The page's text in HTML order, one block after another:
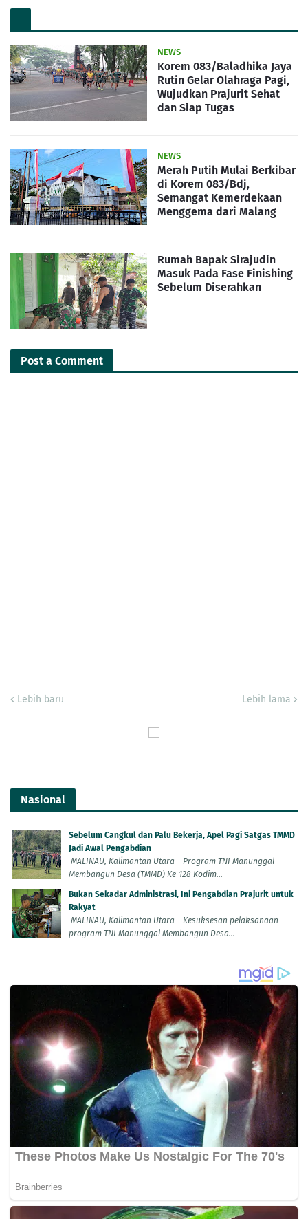
NEWS
Korem 083/Baladhika Jaya
Rutin Gelar Olahraga Pagi,
Wujudkan Prajurit Sehat
dan Siap Tugas
NEWS
Merah Putih Mulai Berkibar
di Korem 083/Bdj,
Semangat Kemerdekaan
Menggema dari Malang
Rumah Bapak Sirajudin
Masuk Pada Fase Finishing
Sebelum Diserahkan
Post a Comment
Lebih baru Lebih lama
Nasional
Sebelum Cangkul dan Palu Bekerja, Apel Pagi Satgas TMMD
Jadi Awal Pengabdian
MALINAU, Kalimantan Utara – Program TNI Manunggal
Membangun Desa (TMMD) Ke-128 Kodim...
Bukan Sekadar Administrasi, Ini Pengabdian Prajurit untuk
Rakyat
MALINAU, Kalimantan Utara – Kesuksesan pelaksanaan
program TNI Manunggal Membangun Desa...